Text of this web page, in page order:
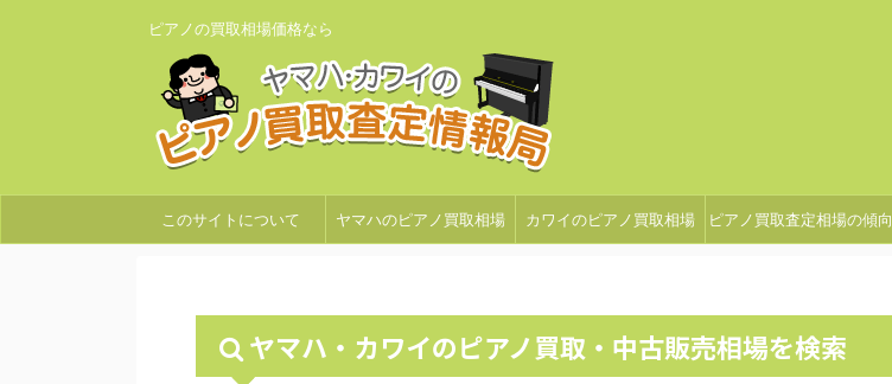
ピアノの買取相場価格なら
このサイトについて ヤマハのピアノ買取相場 カワイのピアノ買取相場 ピアノ買取査定相場の傾向
ヤマハ・カワイのピアノ買取・中古販売相場を検索